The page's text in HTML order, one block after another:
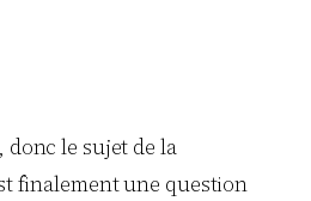
le sujet de la
finalement une question